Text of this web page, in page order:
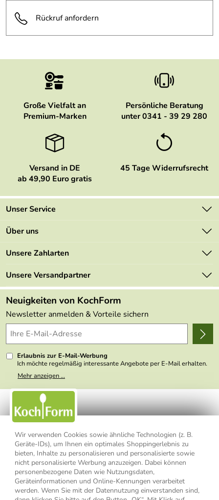
Wir verwenden Cookies sowie ähnliche Technologien (z. B.
Geräte-IDs), um Ihnen ein optimales Shoppingerlebnis zu
bieten, Inhalte zu personalisieren und personalisierte sowie
nicht personalisierte Werbung anzuzeigen. Dabei können
personenbezogene Daten wie Nutzungsdaten,
Geräteinformationen und Online-Kennungen verarbeitet
werden. Wenn Sie mit der Datennutzung einverstanden sind,
Rückruf anfordern
Große Vielfalt an
Premium-Marken
Persönliche Beratung
unter 0341 - 39 29 280
Versand in DE
ab 49,90 Euro gratis
45 Tage Widerrufsrecht
Unser Service
Kontakt
Mehrwertsteuerfrei
Retourenportal
FAQs
Lieferbedingungen
Delivery Terms
Kundenlogin
Über uns
Marken
Angebote
Made in Germany
Themen
Wir über uns
Presse
Unsere Zahlarten
Unsere Versandpartner
Neuigkeiten von KochForm
Newsletter anmelden & Vorteile sichern
Erlaubnis zur E-Mail-Werbung
Ich möchte regelmäßig interessante Angebote per E-Mail erhalten.
Meine E-Mail-Adresse wird nicht an andere Unternehmen
weitergegeben. Zu statistischen Zwecken wird in anonymer Form
nicht erkennbar, welche konkrete Person geklickt hat. Diese
Einwilligung zur Nutzung meiner E-Mail- Adresse für Werbezwecke
kann ich jederzeit mit Wirkung für die Zukunft widerrufen, indem ich
den Link "Abmelden" am Ende des Newsletters anklicke oder die
Option Newsletter im Mitgliederbereich deaktiviere. Die
Mehr anzeigen ...
Impressum Datenschutzerklärung
AGB
Widerrufsbelehrung
Widerrufsformular
Vertrag widerrufen